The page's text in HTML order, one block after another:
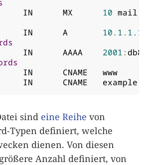
10 mail
10.1. 1.1
2001:db8
www		IN	CNAME	example
sind eine Reihe von
Typen definiert, welche
dienen. Von diesen
Anzahl definiert, von